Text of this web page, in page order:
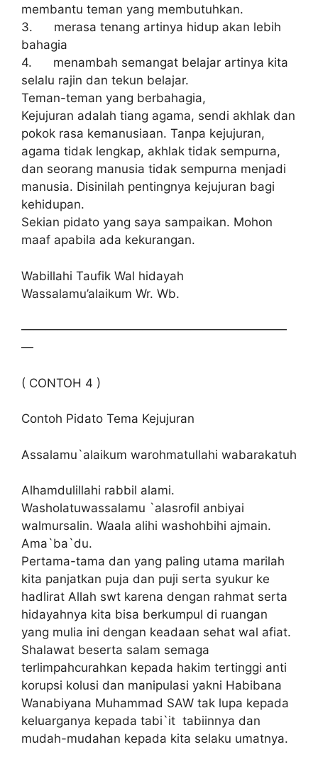
membantu teman yang membutuhkan.
3. merasa tenang artinya hidup akan lebih
bahagia
4. menambah semangat belajar artinya kita
selalu rajin dan tekun belajar.
Teman-teman yang berbahagia,
Kejujuran adalah tiang agama, sendi akhlak dan
pokok rasa kemanusiaan. Tanpa kejujuran,
agama tidak lengkap, akhlak tidak sempurna,
dan seorang manusia tidak sempurna menjadi
manusia. Disinilah pentingnya kejujuran bagi
kehidupan.
Sekian pidato yang saya sampaikan. Mohon
maaf apabila ada kekurangan.
Wabillahi Taufik Wal hidayah
Wassalamu’alaikum Wr. Wb.
——————————————————————
—
( CONTOH 4 )
Contoh Pidato Tema Kejujuran
Assalamu`alaikum warohmatullahi wabarakatuh
Alhamdulillahi rabbil alami.
Washolatuwassalamu `alasrofil anbiyai
walmursalin. Waala alihi washohbihi ajmain.
Ama`ba`du.
Pertama-tama dan yang paling utama marilah
kita panjatkan puja dan puji serta syukur ke
hadlirat Allah swt karena dengan rahmat serta
hidayahnya kita bisa berkumpul di ruangan
yang mulia ini dengan keadaan sehat wal afiat.
Shalawat beserta salam semaga
terlimpahcurahkan kepada hakim tertinggi anti
korupsi kolusi dan manipulasi yakni Habibana
Wanabiyana Muhammad SAW tak lupa kepada
keluarganya kepada tabi`it tabiinnya dan
mudah-mudahan kepada kita selaku umatnya.